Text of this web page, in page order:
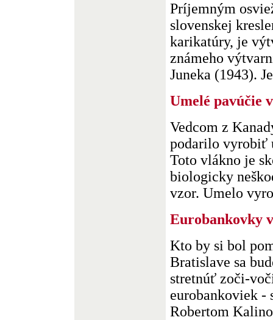
Príjemným
slovenskej
karikatúry, je
známeho
Juneka (1943).
Umelé pavúčie
Vedcom z
podarilo vyrobiť
Toto vlákno je
biologicky
vzor. Umelo
Eurobankovky
Kto by si bol
Bratislave sa
stretnúť zoči-
eurobankoviek -
Robertom